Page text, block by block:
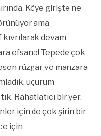
Köye girişte ne
ama
devam
efsane! Tepede çok
rüzgar ve manzara
uçurum
Rahatlatıcı bir yer.
için de çok şirin bir
için